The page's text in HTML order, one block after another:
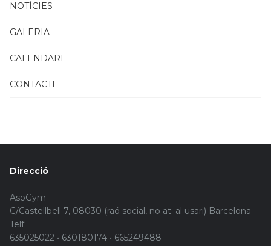
NOTÍCIES
GALERIA
CALENDARI
CONTACTE
Direcció
AsoGym
C/Castellbell 7, 08030 (raó social, no at. al usari) Barcelona
Telf.
635025022 • 630180174 • 665249488